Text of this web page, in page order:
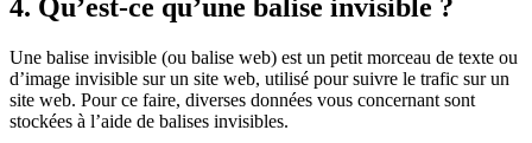
4. Qu’est-ce qu’une balise invisible ?
Une balise invisible (ou balise web) est un petit morceau de texte ou
d’image invisible sur un site web, utilisé pour suivre le trafic sur un
site web. Pour ce faire, diverses données vous concernant sont
stockées à l’aide de balises invisibles.